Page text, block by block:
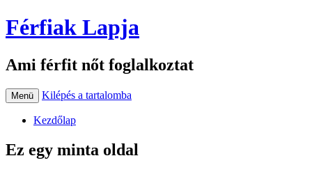
Férfiak Lapja
Ami férfit nőt foglalkoztat
Menü Kilépés a tartalomba
Kezdőlap
Ez egy minta oldal